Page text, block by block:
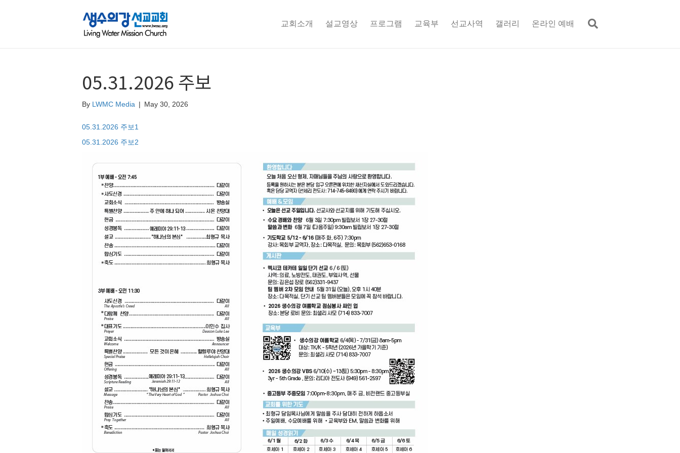
교회소개 설교영상 프로그램 교육부 선교사역 갤러리 온라인 예배
05.31.2026 주보
By LWMC Media | May 30, 2026
05.31.2026 주보1
05.31.2026 주보2